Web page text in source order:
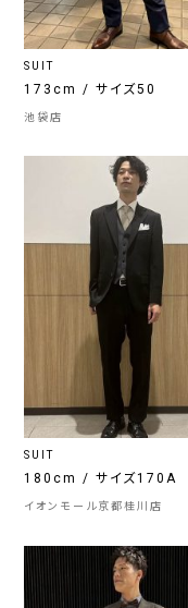
SUIT
173cm / サイズ50
池袋店
SUIT
180cm / サイズ170A
イオンモール京都桂川店